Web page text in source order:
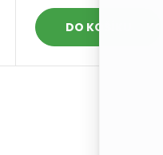
DO KOŠÍKU